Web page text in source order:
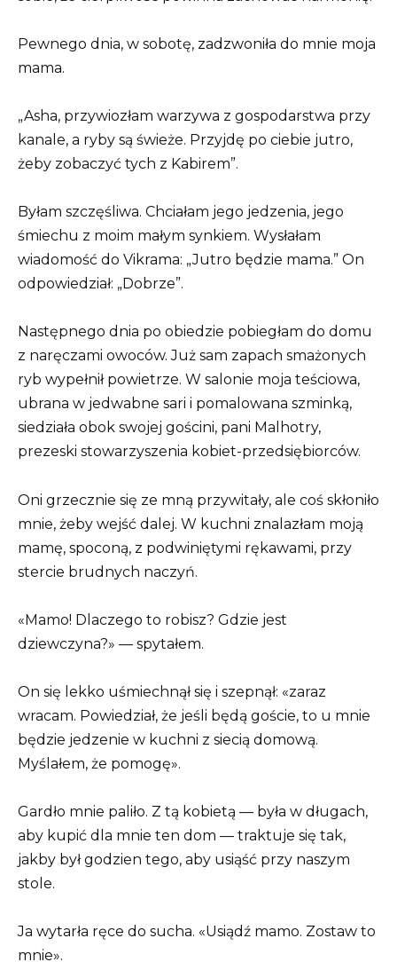
Pewnego dnia, w sobotę, zadzwoniła do mnie moja
mama.
„Asha, przywiozłam warzywa z gospodarstwa przy
kanale, a ryby są świeże. Przyjdę po ciebie jutro,
żeby zobaczyć tych z Kabirem”.
Byłam szczęśliwa. Chciałam jego jedzenia, jego
śmiechu z moim małym synkiem. Wysłałam
wiadomość do Vikrama: „Jutro będzie mama.” On
odpowiedział: „Dobrze”.
Następnego dnia po obiedzie pobiegłam do domu
z naręczami owoców. Już sam zapach smażonych
ryb wypełnił powietrze. W salonie moja teściowa,
ubrana w jedwabne sari i pomalowana szminką,
siedziała obok swojej gościni, pani Malhotry,
prezeski stowarzyszenia kobiet-przedsiębiorców.
Oni grzecznie się ze mną przywitały, ale coś skłoniło
mnie, żeby wejść dalej. W kuchni znalazłam moją
mamę, spoconą, z podwiniętymi rękawami, przy
stercie brudnych naczyń.
«Mamo! Dlaczego to robisz? Gdzie jest
dziewczyna?» — spytałem.
On się lekko uśmiechnął się i szepnął: «zaraz
wracam. Powiedział, że jeśli będą goście, to u mnie
będzie jedzenie w kuchni z siecią domową.
Myślałem, że pomogę».
Gardło mnie paliło. Z tą kobietą — była w długach,
aby kupić dla mnie ten dom — traktuje się tak,
jakby był godzien tego, aby usiąść przy naszym
stole.
Ja wytarła ręce do sucha. «Usiądź mamo. Zostaw to
mnie».